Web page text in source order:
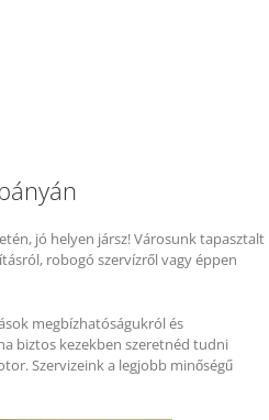
jó helyen jársz! Városunk tapasztalt
robogó szervízről vagy éppen
megbízhatóságukról és
biztos kezekben szeretnéd tudni
Szervizeink a legjobb minőségű